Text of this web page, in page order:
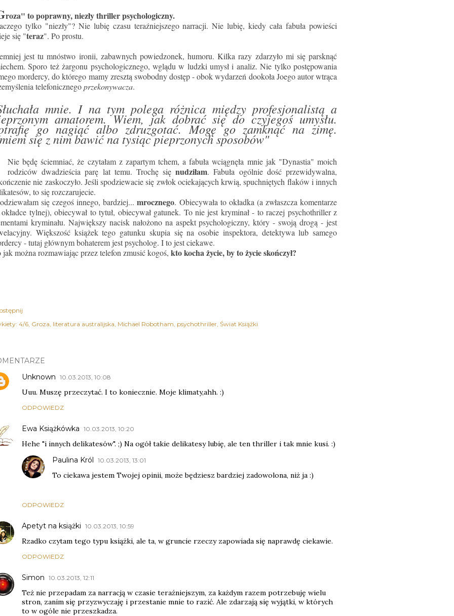
roza" to poprawny, niezły thriller psychologiczny.
tylko "niezły"? Nie lubię czasu teraźniejszego narracji. Nie lubię, kiedy cała fabuła powieści
się "teraz". Po prostu.
jest tu mnóstwo ironii, zabawnych powiedzonek, humoru. Kilka razy zdarzyło mi się parsknąć
Sporo też żargonu psychologicznego, wglądu w ludzki umysł i analiz. Nie tylko postępowania
mordercy, do którego mamy zresztą swobodny dostęp - obok wydarzeń dookoła Joego autor wtrąca
telefonicznegoprzekonywacza.
mnie. I na tym polega różnica między profesjonalistą a
amatorem. Wiem, jak dobrać się do czyjegoś umysłu.
go nagiąć albo zdruzgotać. Mogę go zamknąć na zimę.
się z nim bawić na tysiąc pieprzonych sposobów"
Nie będę ściemniać, że czytałam z zapartym tchem, a fabuła wciągnęła mnie jak "Dynastia" moich
rodziców dwadzieścia parę lat temu. Trochę sięnudziłam. Fabuła ogólnie dość przewidywalna,
nie zaskoczyło. Jeśli spodziewacie się zwłok ociekających krwią, spuchniętych flaków i innych
to się rozczarujecie.
się czegoś innego, bardziej...mrocznego. Obiecywała to okładka (a zwłaszcza komentarze
tylnej), obiecywał to tytuł, obiecywał gatunek. To nie jest kryminał - to raczej psychothriller z
kryminału. Największy nacisk nałożono na aspekt psychologiczny, który - swoją drogą - jest
Większość książek tego gatunku skupia się na osobie inspektora, detektywa lub samego
- tutaj głównym bohaterem jest psycholog. I to jest ciekawe.
jak można rozmawiając przez telefon zmusić kogoś, kto kocha życie, by to życie skończył?
4/6 Groza literatura australijska Michael Robotham psychothriller Świat Książki
Unknown 10.03.2013, 10:08
Uuu. Muszę przeczytać. I to koniecznie. Moje klimaty,ahh. :)
ODPOWIEDZ
Ewa Książkówka 10.03.2013, 10:20
Hehe "i innych delikatesów". ;) Na ogół takie delikatesy lubię, ale ten thriller i tak mnie kusi. :)
ODPOWIEDZ
Paulina Król 10.03.2013, 13:01
To ciekawa jestem Twojej opinii, może będziesz bardziej zadowolona, niż ja :)
Apetyt na książki 10.03.2013, 10:59
Rzadko czytam tego typu książki, ale ta, w gruncie rzeczy zapowiada się naprawdę ciekawie.
ODPOWIEDZ
Simon 10.03.2013, 12:11
Też nie przepadam za narracją w czasie teraźniejszym, za każdym razem potrzebuję wielu
stron, zanim się przyzwyczaję i przestanie mnie to razić. Ale zdarzają się wyjątki, w których
to w ogóle nie przeszkadza.